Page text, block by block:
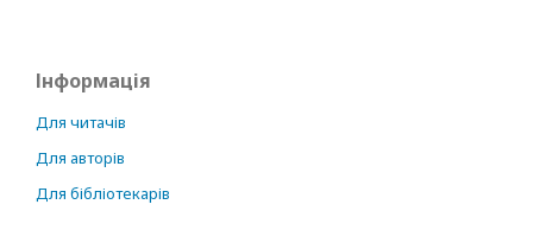
Інформація
Для читачів
Для авторів
Для бібліотекарів